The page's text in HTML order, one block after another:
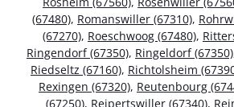
(67480), Romanswiller (67310),
(67270), Roeschwoog (67480),
Ringendorf (67350), Ringeldorf (67350)
Riedseltz (67160), Richtolsheim
Rexingen (67320), Reutenbourg
(67250), Reipertswiller (67340),